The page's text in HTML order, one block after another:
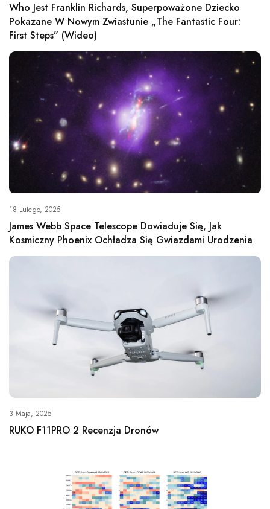
Who Jest Franklin Richards, Superpoważone Dziecko
Pokazane W Nowym Zwiastunie „The Fantastic Four:
First Steps” (wideo)
18 Lutego, 2025
James Webb Space Telescope Dowiaduje Się, Jak
Kosmiczny Phoenix Ochładza Się Gwiazdami Urodzenia
3 Maja, 2025
RUKO F11PRO 2 Recenzja Dronów